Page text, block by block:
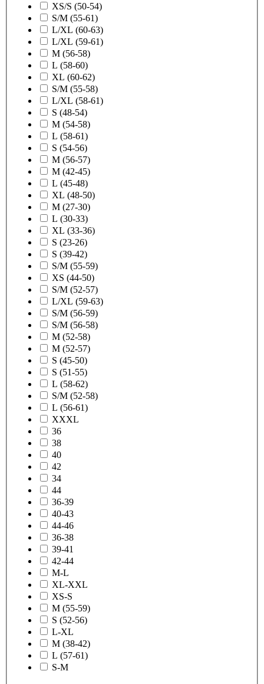
XS/S (50-54)
S/M (55-61)
L/XL (60-63)
L/XL (59-61)
M (56-58)
L (58-60)
XL (60-62)
S/M (55-58)
L/XL (58-61)
S (48-54)
M (54-58)
L (58-61)
S (54-56)
M (56-57)
M (42-45)
L (45-48)
XL (48-50)
M (27-30)
L (30-33)
XL (33-36)
S (23-26)
S (39-42)
S/M (55-59)
XS (44-50)
S/M (52-57)
L/XL (59-63)
S/M (56-59)
S/M (56-58)
M (52-58)
M (52-57)
S (45-50)
S (51-55)
L (58-62)
S/M (52-58)
L (56-61)
XXXL
36
38
40
42
34
44
36-39
40-43
44-46
36-38
39-41
42-44
M-L
XL-XXL
XS-S
M (55-59)
S (52-56)
L-XL
M (38-42)
L (57-61)
S-M